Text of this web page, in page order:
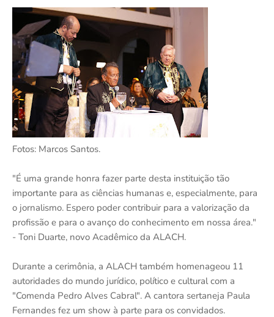
Fotos: Marcos Santos.
"É uma grande honra fazer parte desta instituição tão
importante para as ciências humanas e, especialmente, para
o jornalismo. Espero poder contribuir para a valorização da
profissão e para o avanço do conhecimento em nossa área."
- Toni Duarte, novo Acadêmico da ALACH.
Durante a cerimônia, a ALACH também homenageou 11
autoridades do mundo jurídico, político e cultural com a
"Comenda Pedro Alves Cabral". A cantora sertaneja Paula
Fernandes fez um show à parte para os convidados.